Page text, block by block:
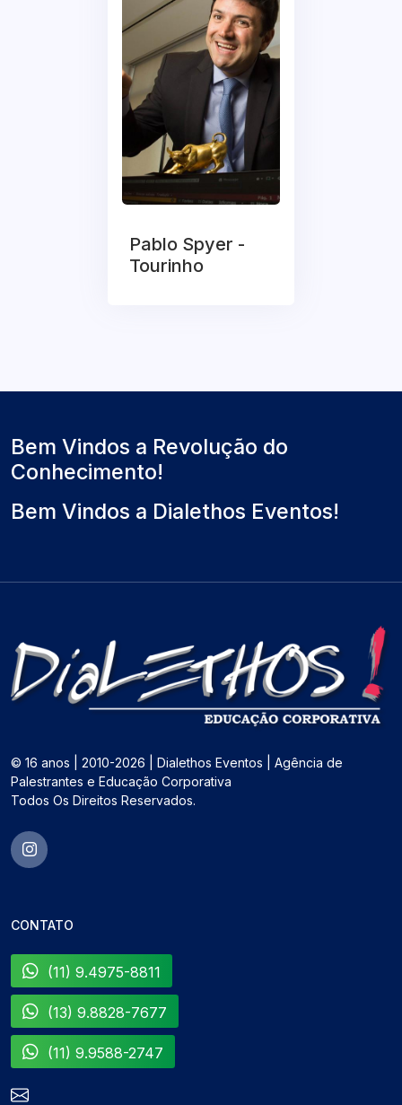
Pablo Spyer -
Tourinho
Bem Vindos a Revolução do
Conhecimento!
Bem Vindos a Dialethos Eventos!
© 16 anos | 2010-2026 | Dialethos Eventos | Agência de
Palestrantes e Educação Corporativa
Todos Os Direitos Reservados.
CONTATO
(11) 9.4975-8811
(13) 9.8828-7677
(11) 9.9588-2747